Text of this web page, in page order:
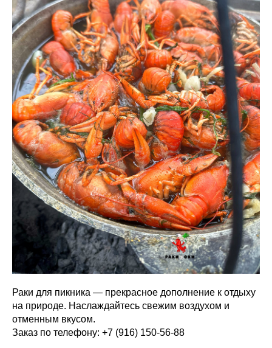
Раки для пикника — прекрасное дополнение к отдыху
на природе. Наслаждайтесь свежим воздухом и
отменным вкусом.
Заказ по телефону: +7 (916) 150-56-88